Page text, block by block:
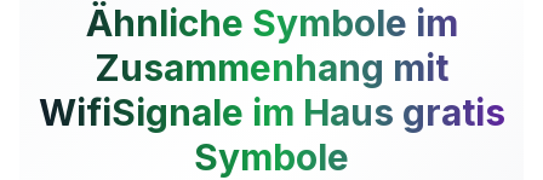
Ähnliche Symbole im
Zusammenhang mit
WifiSignale im Haus gratis
Symbole